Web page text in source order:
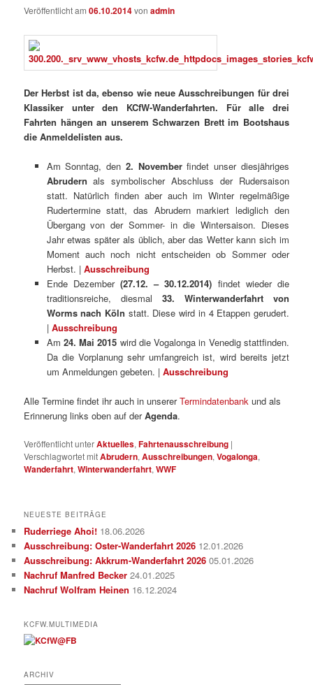
Veröffentlicht am06.10.2014vonadmin
Der Herbst ist da, ebenso wie neue Ausschreibungen für drei
Klassiker unter den KCfW-Wanderfahrten. Für alle drei
Fahrten hängen an unserem Schwarzen Brett im Bootshaus
die Anmeldelisten aus.
Am Sonntag, den 2. Novemberfindet unser diesjähriges
Abrudern als symbolischer Abschluss der Rudersaison
statt. Natürlich finden aber auch im Winter regelmäßige
Rudertermine statt, das Abrudern markiert lediglich den
Übergang von der Sommer- in die Wintersaison. Dieses
Jahr etwas später als üblich, aber das Wetter kann sich im
Moment auch noch nicht entscheiden ob Sommer oder
Herbst. | Ausschreibung
Ende Dezember (27.12. – 30.12.2014) findet wieder die
traditionsreiche, diesmal 33. Winterwanderfahrt von
Worms nach Köln statt. Diese wird in 4 Etappen gerudert.
| Ausschreibung
Am 24. Mai 2015 wird die Vogalonga in Venedig stattfinden.
Da die Vorplanung sehr umfangreich ist, wird bereits jetzt
um Anmeldungen gebeten. | Ausschreibung
Alle Termine findet ihr auch in unsererTermindatenbank und als
Erinnerung links oben auf derAgenda.
Veröffentlicht unterAktuelles,Fahrtenausschreibung |
Verschlagwortet mitAbrudern,Ausschreibungen,Vogalonga,
Wanderfahrt,Winterwanderfahrt,WWF
NEUESTE BEITRÄGE
Ruderriege Ahoi! 18.06.2026
Ausschreibung: Oster-Wanderfahrt 2026 12.01.2026
Ausschreibung: Akkrum-Wanderfahrt 2026 05.01.2026
Nachruf Manfred Becker 24.01.2025
Nachruf Wolfram Heinen 16.12.2024
KCFW.MULTIMEDIA
ARCHIV